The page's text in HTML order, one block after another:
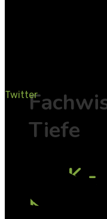
Tiefe
TAsK -
Twitter